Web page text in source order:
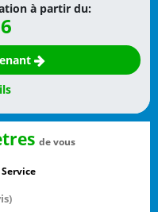
à partir du:
de vous